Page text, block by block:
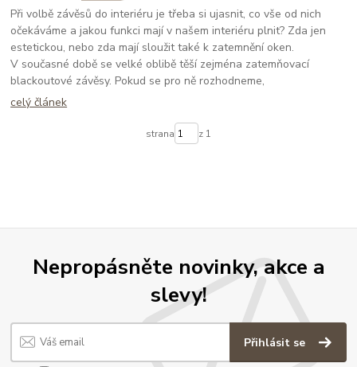
Při volbě závěsů do interiéru je třeba si ujasnit, co vše od nich
očekáváme a jakou funkci mají v našem interiéru plnit? Zda jen
estetickou, nebo zda mají sloužit také k zatemnění oken.
V současné době se velké oblibě těší zejména zatemňovací
blackoutové závěsy. Pokud se pro ně rozhodneme,
celý článek
strana z 1
Nepropásněte novinky, akce a
slevy!
Přihlásit se